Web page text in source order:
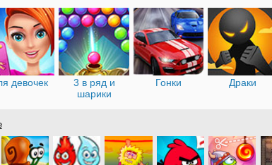
девочек
3 в ряд и
шарики
Гонки Драки